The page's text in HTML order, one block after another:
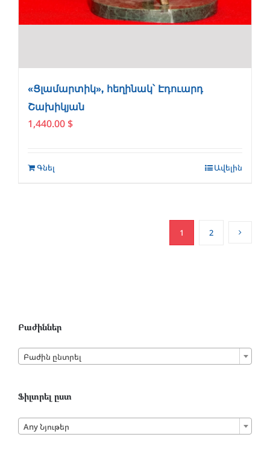
«Ցլամարտիկ», հեղինակ՝ Էդուարդ
Շախիկյան
1,440.00 $
Գնել Ավելին
1 2
Բաժիններ
Բաժին ընտրել
Ֆիլտրել ըստ
Any Նյութեր